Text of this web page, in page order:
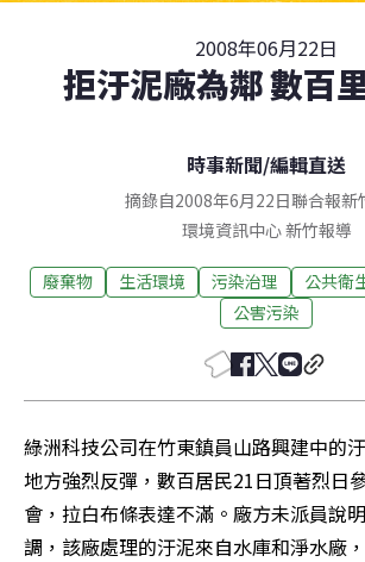
2008年06月22日
拒汙泥廠為鄰 數百
時事新聞/編輯直送
摘錄自2008年6月22日聯合報新
環境資訊中心新竹報導
廢棄物 生活環境 污染治理 公共衛
公害污染
綠洲科技公司在竹東鎮員山路興建中的
地方強烈反彈，數百居民21日頂著烈日
會，拉白布條表達不滿。廠方未派員說
調，該廠處理的汙泥來自水庫和淨水廠